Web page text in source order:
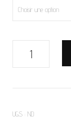
ADELE
UGS : ND